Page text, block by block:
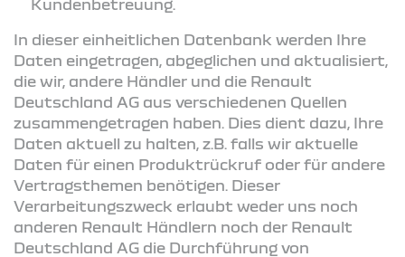
Kundenbetreuung.
In dieser einheitlichen Datenbank werden Ihre
Daten eingetragen, abgeglichen und aktualisiert,
die wir, andere Händler und die Renault
Deutschland AG aus verschiedenen Quellen
zusammengetragen haben. Dies dient dazu, Ihre
Daten aktuell zu halten, z.B. falls wir aktuelle
Daten für einen Produktrückruf oder für andere
Vertragsthemen benötigen. Dieser
Verarbeitungszweck erlaubt weder uns noch
anderen Renault Händlern noch der Renault
Deutschland AG die Durchführung von